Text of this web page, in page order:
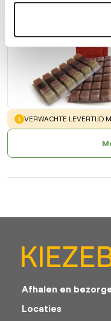
WARNING:
VERWACHTE LEVERTIJD
Afhalen en
Locaties